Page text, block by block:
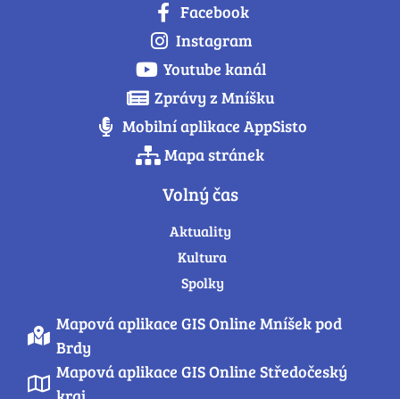
Facebook
Instagram
Youtube kanál
Zprávy z Mníšku
Mobilní aplikace AppSisto
Mapa stránek
Volný čas
Aktuality
Kultura
Spolky
Mapová aplikace GIS Online Mníšek pod
Brdy
Mapová aplikace GIS Online Středočeský